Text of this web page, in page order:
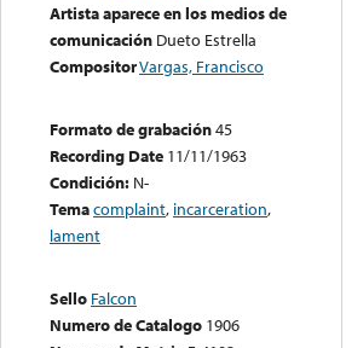
Artista aparece en los medios de
comunicación Dueto Estrella
CompositorVargas, Francisco
Formato de grabación45
Recording Date 11/11/1963
Condición: N-
Temacomplaint, incarceration,
lament
Sello Falcon
Numero de Catalogo 1906